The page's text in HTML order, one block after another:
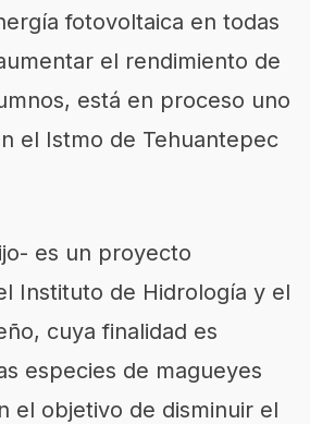
fotovoltaica en todas
el rendimiento de
está en proceso uno
el Istmo de Tehuantepec
es un proyecto
Instituto de Hidrología y el
cuya finalidad es
especies de magueyes
el objetivo de disminuir el